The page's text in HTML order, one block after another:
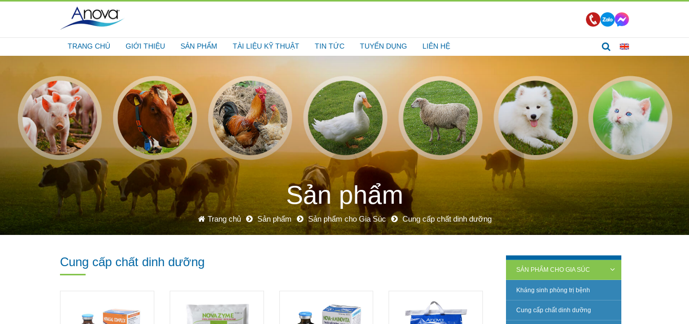
TRANG CHỦ GIỚI THIỆU SẢN PHẨM TÀI LIỆU KỸ THUẬT TIN TỨC TUYỂN DỤNG LIÊN HỆ
Sản phẩm
Trang chủ Sản phẩm Sản phẩm cho Gia Súc Cung cấp chất dinh dưỡng
Cung cấp chất dinh dưỡng
SẢN PHẨM CHO GIA SÚC
Kháng sinh phòng trị bệnh
Cung cấp chất dinh dưỡng